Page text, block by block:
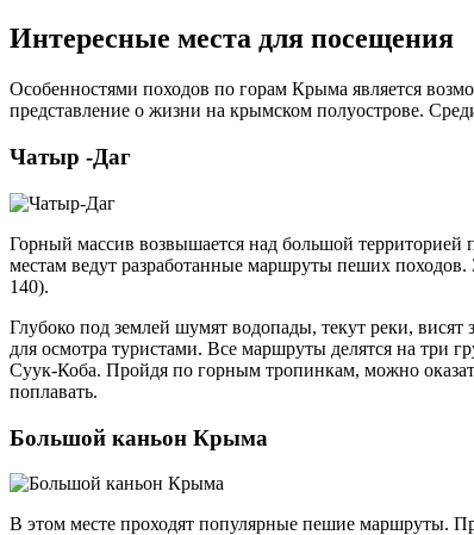
Интересные места для посещения
Особенностями походов по горам Крыма является
представление о жизни на крымском полуострове.
Чатыр -Даг
Горный массив возвышается над большой территорией
местам ведут разработанные маршруты пеших походов.
140).
Глубоко под землей шумят водопады, текут реки,
для осмотра туристами. Все маршруты делятся на
Суук-Коба. Пройдя по горным тропинкам, можно
поплавать.
Большой каньон Крыма
В этом месте проходят популярные пешие маршруты.